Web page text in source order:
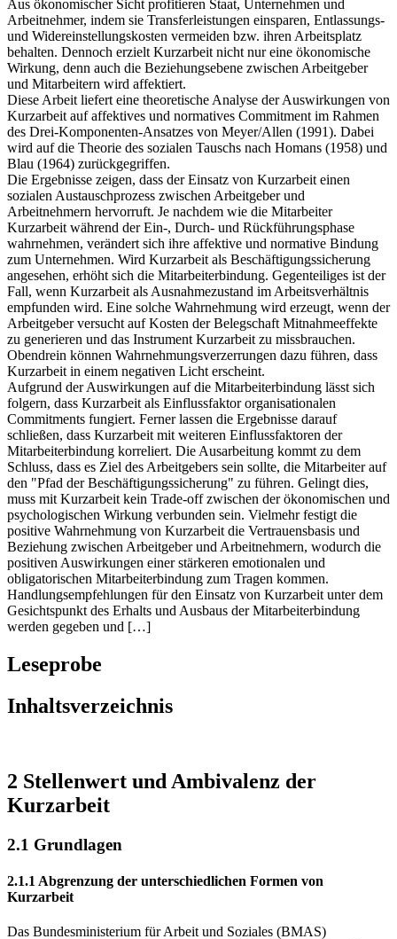
als beschäftigungspolitisches Allheilmittel der deutschen Wirtschaft.
Aus ökonomischer Sicht profitieren Staat, Unternehmen und
Arbeitnehmer, indem sie Transferleistungen einsparen, Entlassungs-
und Widereinstellungskosten vermeiden bzw. ihren Arbeitsplatz
behalten. Dennoch erzielt Kurzarbeit nicht nur eine ökonomische
Wirkung, denn auch die Beziehungsebene zwischen Arbeitgeber
und Mitarbeitern wird affektiert.
Diese Arbeit liefert eine theoretische Analyse der Auswirkungen von
Kurzarbeit auf affektives und normatives Commitment im Rahmen
des Drei-Komponenten-Ansatzes von Meyer/Allen (1991). Dabei
wird auf die Theorie des sozialen Tauschs nach Homans (1958) und
Blau (1964) zurückgegriffen.
Die Ergebnisse zeigen, dass der Einsatz von Kurzarbeit einen
sozialen Austauschprozess zwischen Arbeitgeber und
Arbeitnehmern hervorruft. Je nachdem wie die Mitarbeiter
Kurzarbeit während der Ein-, Durch- und Rückführungsphase
wahrnehmen, verändert sich ihre affektive und normative Bindung
zum Unternehmen. Wird Kurzarbeit als Beschäftigungssicherung
angesehen, erhöht sich die Mitarbeiterbindung. Gegenteiliges ist der
Fall, wenn Kurzarbeit als Ausnahmezustand im Arbeitsverhältnis
empfunden wird. Eine solche Wahrnehmung wird erzeugt, wenn der
Arbeitgeber versucht auf Kosten der Belegschaft Mitnahmeeffekte
zu generieren und das Instrument Kurzarbeit zu missbrauchen.
Obendrein können Wahrnehmungsverzerrungen dazu führen, dass
Kurzarbeit in einem negativen Licht erscheint.
Aufgrund der Auswirkungen auf die Mitarbeiterbindung lässt sich
folgern, dass Kurzarbeit als Einflussfaktor organisationalen
Commitments fungiert. Ferner lassen die Ergebnisse darauf
schließen, dass Kurzarbeit mit weiteren Einflussfaktoren der
Mitarbeiterbindung korreliert. Die Ausarbeitung kommt zu dem
Schluss, dass es Ziel des Arbeitgebers sein sollte, die Mitarbeiter auf
den "Pfad der Beschäftigungssicherung" zu führen. Gelingt dies,
muss mit Kurzarbeit kein Trade-off zwischen der ökonomischen und
psychologischen Wirkung verbunden sein. Vielmehr festigt die
positive Wahrnehmung von Kurzarbeit die Vertrauensbasis und
Beziehung zwischen Arbeitgeber und Arbeitnehmern, wodurch die
positiven Auswirkungen einer stärkeren emotionalen und
obligatorischen Mitarbeiterbindung zum Tragen kommen.
Handlungsempfehlungen für den Einsatz von Kurzarbeit unter dem
Gesichtspunkt des Erhalts und Ausbaus der Mitarbeiterbindung
Leseprobe
2 Stellenwert und Ambivalenz der
2.1 Grundlagen
2.1.1 Abgrenzung der unterschiedlichen Formen von